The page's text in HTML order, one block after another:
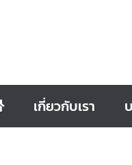
เกี่ยวกับเรา